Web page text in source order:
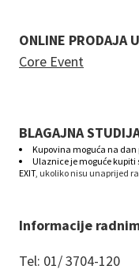
ONLINE PRODAJA
Core Event
BLAGAJNA
Kupovina moguća na dan
Ulaznice je moguće
EXIT, ukoliko nisu unaprijed
Informacije
Tel: 01/ 3704-120